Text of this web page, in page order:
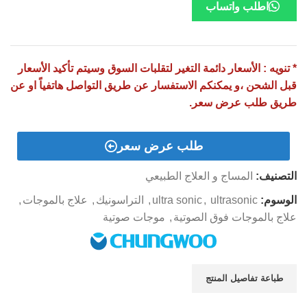
اطلب واتساب
* تنويه : الأسعار دائمة التغير لتقلبات السوق وسيتم تأكيد الأسعار
قبل الشحن ،و يمكنكم الاستفسار عن طريق التواصل هاتفياً او عن
طريق طلب عرض سعر.
طلب عرض سعر
التصنيف: المساج و العلاج الطبيعي
الوسوم: ultra sonic, ultrasonic
, التراسونيك , علاج بالموجات ,
علاج بالموجات فوق الصوتية , موجات صوتية
طباعة تفاصيل المنتج